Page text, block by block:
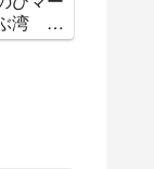
湾 ひ
イン